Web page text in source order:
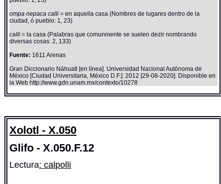
ompa nepaca calli= en aquella casa (Nombres de lugares dentro de la
ciudad, ó pueblo: 1, 23)
calli= la casa (Palabras que comunmente se suelen dezir nombrando
diversas cosas: 2, 133)
Fuente: 1611 Arenas
Gran Diccionario Náhuatl [en línea]. Universidad Nacional Autónoma de
México [Ciudad Universitaria, México D.F.]: 2012 [29-08-2020]. Disponible en
la Web http://www.gdn.unam.mx/contexto/10278
Xolotl - X.050
Glifo - X.050.F.12
Lectura: calpolli